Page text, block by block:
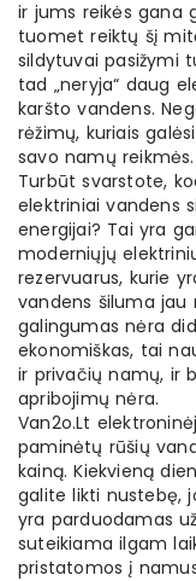
ir jums reikės gana
tuomet reiktų šį
sildytuvai pasižymi
tad „neryja“ daug
karšto vandens.
rėžimų, kuriais
savo namų reikmės.
Turbūt svarstote,
elektriniai vandens
energijai? Tai yra
moderniųjų
rezervuarus, kurie
vandens šiluma jau
galingumas nėra
ekonomiškas, tai
ir privačių namų, ir
apribojimų nėra.
Van2o.Lt
paminėtų rūšių
kainą. Kiekvieną
galite likti nustebę,
yra parduodamas
suteikiama ilgam
pristatomos į